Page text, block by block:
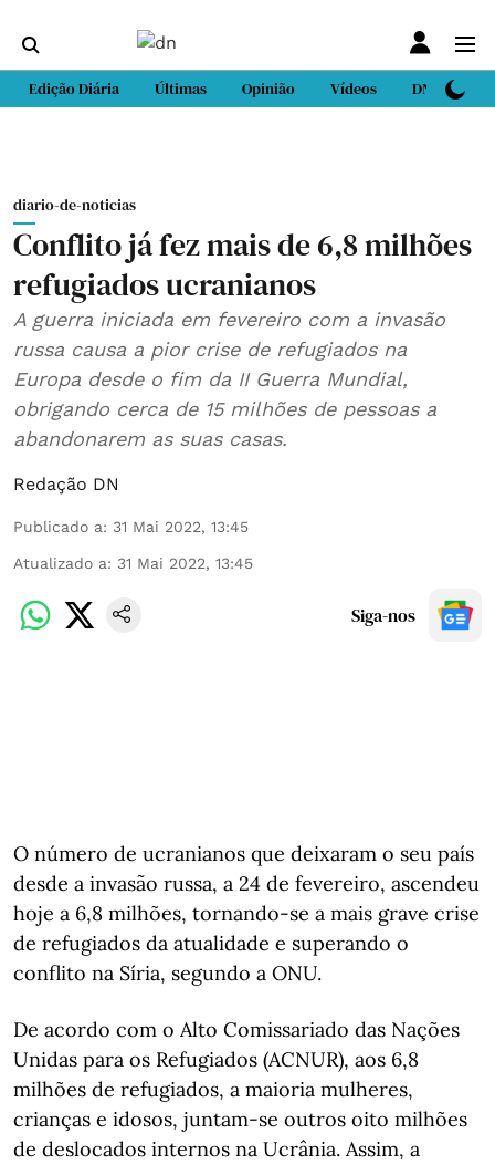
Edição Diária Últimas Opinião Vídeos DN Sport
diario-de-noticias
Conflito já fez mais de 6,8 milhões
refugiados ucranianos
A guerra iniciada em fevereiro com a invasão
russa causa a pior crise de refugiados na
Europa desde o fim da II Guerra Mundial,
obrigando cerca de 15 milhões de pessoas a
abandonarem as suas casas.
Redação DN
Publicado a: 31 Mai 2022, 13:45
Atualizado a: 31 Mai 2022, 13:45
Siga-nos
O número de ucranianos que deixaram o seu país
desde a invasão russa, a 24 de fevereiro, ascendeu
hoje a 6,8 milhões, tornando-se a mais grave crise
de refugiados da atualidade e superando o
conflito na Síria, segundo a ONU.
De acordo com o Alto Comissariado das Nações
Unidas para os Refugiados (ACNUR), aos 6,8
milhões de refugiados, a maioria mulheres,
crianças e idosos, juntam-se outros oito milhões
de deslocados internos na Ucrânia. Assim, a